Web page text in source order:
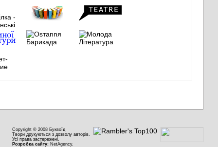
Copyright © 2008 Буквоїд
Твори друкуються з дозволу авторів.
Усі права застережені.
Розробка сайту: NetAgency.